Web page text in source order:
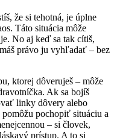
že si tehotná, je úplne
Táto situácia môže
No aj keď sa tak cítiš,
právo ju vyhľadať – bez
ktorej dôveruješ – môže
Ak sa bojíš
linky dôvery alebo
pochopiť situáciu a
– si človek,
prístup. A to si